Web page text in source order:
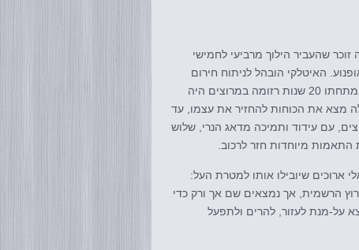
זוכר שהעביר הילוך מרביעי לחמישי
האיטלקי הובהל לניתוח חירום
שארך 9 שעות במטרה לנסות ולהציל את חוט השדרה, אך לרוכב הוותיק שאמתחתו 20 שנות רזומה במרוצים היה
לא לאחר 14 שבועות בשיקום. ניקולה מצא את הכוחות להחזיר את עצמו, עד
עם עידוד ותמיכה מדאג הנרי, שלוש
מיוחדות חזר לרכוב.
ארוכים שיובילו אותו למטרת העל:
הרשמית, אך נמצאים שם אך ורק כדי
על-מנת לעזור, להרים ולתפעל